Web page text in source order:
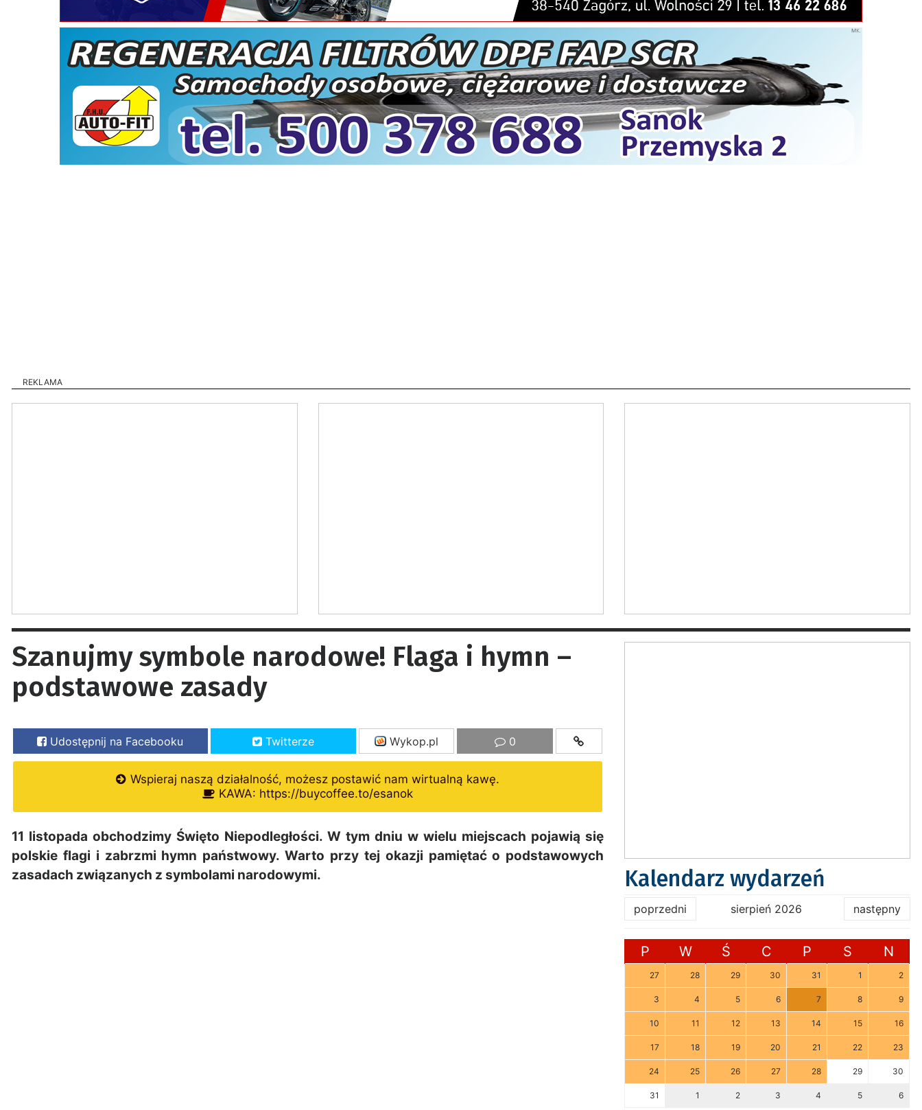
REKLAMA
Szanujmy symbole narodowe! Flaga i hymn –
podstawowe zasady
Udostępnij na Facebooku Twitterze Wykop.pl 0
Wspieraj naszą działalność, możesz postawić nam wirtualną kawę.
KAWA: https://buycoffee.to/esanok
11 listopada obchodzimy Święto Niepodległości. W tym dniu w wielu miejscach pojawią się
polskie flagi i zabrzmi hymn państwowy. Warto przy tej okazji pamiętać o podstawowych
zasadach związanych z symbolami narodowymi.
Kalendarz wydarzeń
poprzedni sierpień 2026 następny
P W Ś C P S N
27 28 29 30 31 1 2
3 4 5 6 7 8 9
10 11 12 13 14 15 16
17 18 19 20 21 22 23
24 25 26 27 28 29 30
31 1 2 3 4 5 6